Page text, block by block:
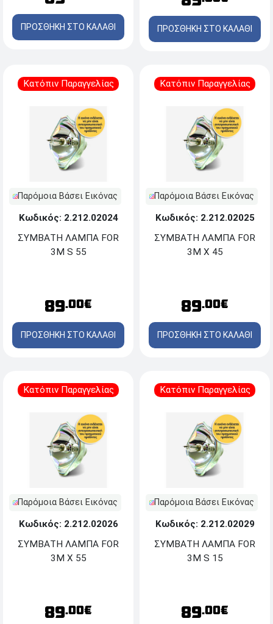
ΠΡΟΣΘΗΚΗ ΣΤΟ ΚΑΛΑΘΙ ΠΡΟΣΘΗΚΗ ΣΤΟ ΚΑΛΑΘΙ
Κατόπιν Παραγγελίας
Παρόμοια Βάσει Εικόνας
Κωδικός: 2.212.02024
ΣΥΜΒΑΤΗ ΛΑΜΠΑ FOR
3M S 55
89.00€
ΠΡΟΣΘΗΚΗ ΣΤΟ ΚΑΛΑΘΙ
Κατόπιν Παραγγελίας
Παρόμοια Βάσει Εικόνας
Κωδικός: 2.212.02025
ΣΥΜΒΑΤΗ ΛΑΜΠΑ FOR
3M X 45
89.00€
ΠΡΟΣΘΗΚΗ ΣΤΟ ΚΑΛΑΘΙ
Κατόπιν Παραγγελίας
Παρόμοια Βάσει Εικόνας
Κωδικός: 2.212.02026
ΣΥΜΒΑΤΗ ΛΑΜΠΑ FOR
3M X 55
89.00€
Κατόπιν Παραγγελίας
Παρόμοια Βάσει Εικόνας
Κωδικός: 2.212.02029
ΣΥΜΒΑΤΗ ΛΑΜΠΑ FOR
3M S 15
89.00€